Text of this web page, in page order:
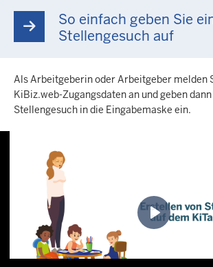
So einfach geben Sie
Stellengesuch auf
Als Arbeitgeberin oder Arbeitgeber melden
KiBiz.web-Zugangsdaten an und geben
Stellengesuch in die Eingabemaske ein.
Spielen